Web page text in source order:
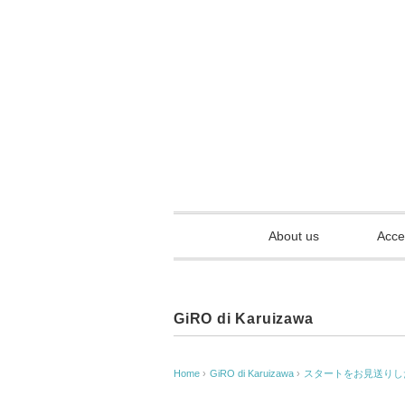
About us
GiRO di Karuizawa
Home › GiRO di Karuizawa › スタートをお見送り